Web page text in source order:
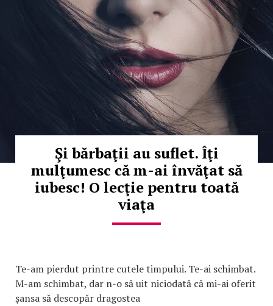
Şi bărbaţii au suflet. Îţi
mulţumesc că m-ai învăţat să
iubesc! O lecţie pentru toată
viaţa
Te-am pierdut printre cutele timpului. Te-ai schimbat.
M-am schimbat, dar n-o să uit niciodată că mi-ai oferit
şansa să descopăr dragostea